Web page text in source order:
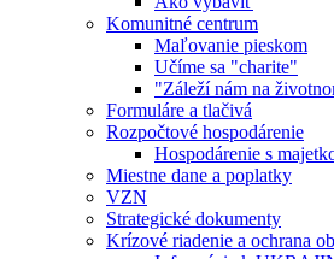
Komunitné centrum
Maľovanie pieskom
Učíme sa "charite"
"Záleží nám na
Formuláre a tlačivá
Rozpočtové hospodárenie
Hospodárenie s
Miestne dane a poplatky
VZN
Strategické dokumenty
Krízové riadenie a ochrana